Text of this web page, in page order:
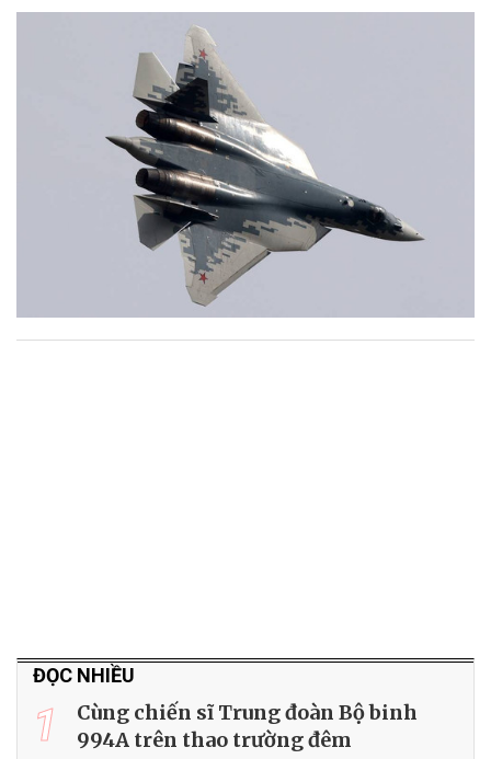
ĐỌC NHIỀU
1
Cùng chiến sĩ Trung đoàn Bộ binh
994A trên thao trường đêm